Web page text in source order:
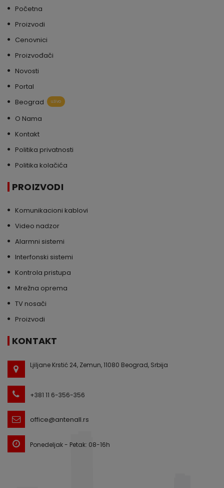
Početna
Proizvodi
Cenovnici
Proizvođači
Novosti
Portal
Beograd
uživo
O Nama
Kontakt
Politika privatnosti
Politika kolačića
PROIZVODI
Komunikacioni kablovi
Video nadzor
Alarmni sistemi
Interfonski sistemi
Kontrola pristupa
Mrežna oprema
TV nosači
Proizvodi
KONTAKT
Ljiljane Krstić 24, Zemun, 11080 Beograd, Srbija
+381 11 6-356-356
office@antenall.rs
Ponedeljak - Petak: 08-16h